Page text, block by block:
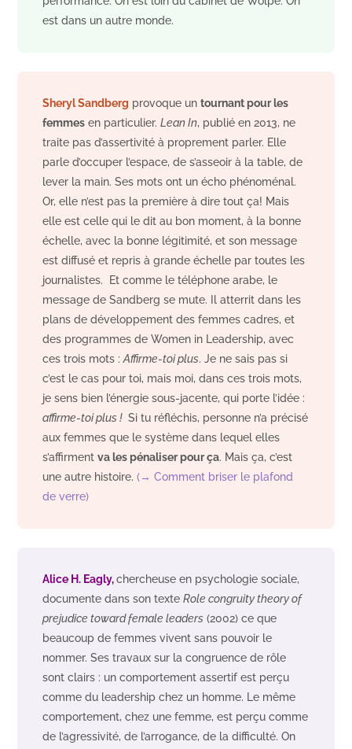
est dans un autre monde.
Sheryl Sandberg provoque untournant pour les
femmes en particulier.Lean In, publié en 2013, ne
traite pas d’assertivité à proprement parler. Elle
parle d’occuper l’espace, de s’asseoir à la table, de
lever la main. Ses mots ont un écho phénoménal.
Or, elle n’est pas la première à dire tout ça! Mais
elle est celle qui le dit au bon moment, à la bonne
échelle, avec la bonne légitimité, et son message
est diffusé et repris à grande échelle par toutes les
journalistes. Et comme le téléphone arabe, le
message de Sandberg se mute. Il atterrit dans les
plans de développement des femmes cadres, et
des programmes de Women in Leadership, avec
ces trois mots :Affirme-toi plus. Je ne sais pas si
c’est le cas pour toi, mais moi, dans ces trois mots,
je sens bien l’énergie sous-jacente, qui porte l’idée :
affirme-toi plus ! Si tu réfléchis, personne n’a précisé
aux femmes que le système dans lequel elles
s’affirmentva les pénaliser pour ça. Mais ça, c’est
une autre histoire.(→ Comment briser le plafond
de verre)
Alice H. Eagly,chercheuse en psychologie sociale,
documente dans son texteRole congruity theory of
prejudice toward female leaders (2002) ce que
beaucoup de femmes vivent sans pouvoir le
nommer. Ses travaux sur la congruence de rôle
sont clairs : un comportement assertif est perçu
comme du leadership chez un homme. Le même
comportement, chez une femme, est perçu comme
de l’agressivité, de l’arrogance, de la difficulté. On